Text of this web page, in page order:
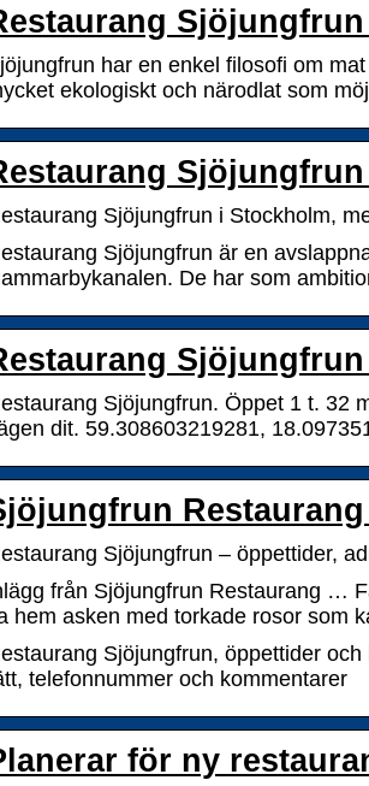
har en enkel filosofi om
ekologiskt och närodlat som
Sjöjungfrun i Stockholm,
Sjöjungfrun är en
De har som
Sjöjungfrun. Öppet 1 t. 32
dit. 59.308603219281,
Restaurang
Sjöjungfrun – öppettider,
från Sjöjungfrun Restaurang …
hem asken med torkade rosor som
Sjöjungfrun, öppettider
telefonnummer och kommentarer
för ny